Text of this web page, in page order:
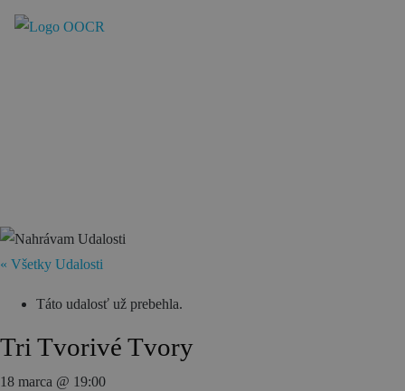
Zvolen
Kremnica
Krupina
Infocentrá
« Všetky Udalosti
Táto udalosť už prebehla.
Tri Tvorivé Tvory
18 marca @ 19:00